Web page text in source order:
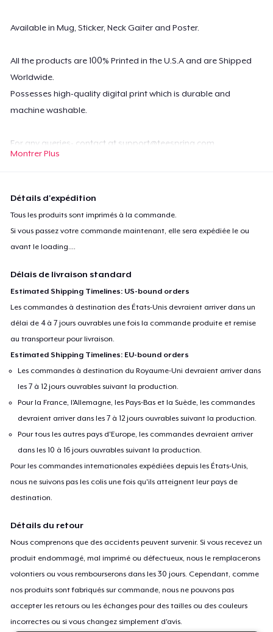
Available in Mug, Sticker, Neck Gaiter and Poster.
All the products are 100% Printed in the U.S.A and are Shipped
Worldwide.
Possesses high-quality digital print which is durable and
machine washable.
For any queries- contact at support@teespring.com
Montrer Plus
Détails d'expédition
Tous les produits sont imprimés à la commande.
Si vous passez votre commande maintenant, elle sera expédiée le ou
avant leloading....
Délais de livraison standard
Estimated Shipping Timelines: US-bound orders
Les commandes à destination des États-Unis devraient arriver dans un
délai de 4 à 7 jours ouvrables une fois la commande produite et remise
au transporteur pour livraison.
Estimated Shipping Timelines: EU-bound orders
Les commandes à destination du Royaume-Uni devraient arriver dans
les 7 à 12 jours ouvrables suivant la production.
Pour la France, l'Allemagne, les Pays-Bas et la Suède, les commandes
devraient arriver dans les 7 à 12 jours ouvrables suivant la production.
Pour tous les autres pays d'Europe, les commandes devraient arriver
dans les 10 à 16 jours ouvrables suivant la production.
Pour les commandes internationales expédiées depuis les États-Unis,
nous ne suivons pas les colis une fois qu'ils atteignent leur pays de
destination.
Détails du retour
Nous comprenons que des accidents peuvent survenir. Si vous recevez un
produit endommagé, mal imprimé ou défectueux, nous le remplacerons
volontiers ou vous rembourserons dans les 30 jours. Cependant, comme
nos produits sont fabriqués sur commande, nous ne pouvons pas
accepter les retours ou les échanges pour des tailles ou des couleurs
incorrectes ou si vous changez simplement d'avis.